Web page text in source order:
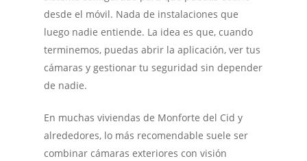
desde el móvil. Nada de instalaciones que
luego nadie entiende. La idea es que, cuando
terminemos, puedas abrir la aplicación, ver tus
cámaras y gestionar tu seguridad sin depender
de nadie.
En muchas viviendas de Monforte del Cid y
alrededores, lo más recomendable suele ser
combinar cámaras exteriores con visión